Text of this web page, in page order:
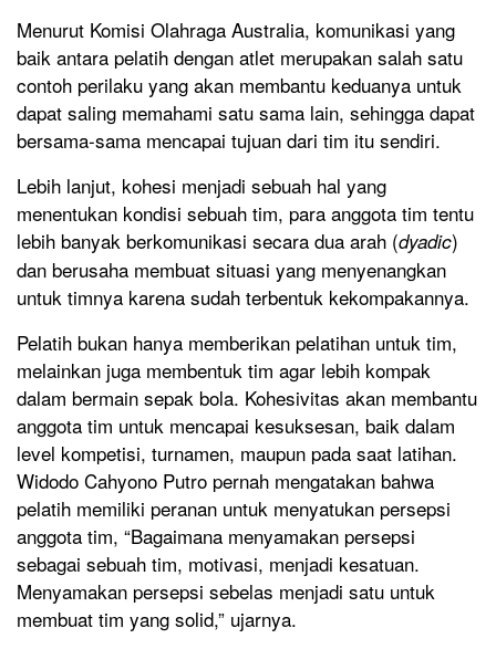
Menurut Komisi Olahraga Australia, komunikasi yang
baik antara pelatih dengan atlet merupakan salah satu
contoh perilaku yang akan membantu keduanya untuk
dapat saling memahami satu sama lain, sehingga dapat
bersama-sama mencapai tujuan dari tim itu sendiri.
Lebih lanjut, kohesi menjadi sebuah hal yang
menentukan kondisi sebuah tim, para anggota tim tentu
lebih banyak berkomunikasi secara dua arah (dyadic)
dan berusaha membuat situasi yang menyenangkan
untuk timnya karena sudah terbentuk kekompakannya.
Pelatih bukan hanya memberikan pelatihan untuk tim,
melainkan juga membentuk tim agar lebih kompak
dalam bermain sepak bola. Kohesivitas akan membantu
anggota tim untuk mencapai kesuksesan, baik dalam
level kompetisi, turnamen, maupun pada saat latihan.
Widodo Cahyono Putro pernah mengatakan bahwa
pelatih memiliki peranan untuk menyatukan persepsi
anggota tim, “Bagaimana menyamakan persepsi
sebagai sebuah tim, motivasi, menjadi kesatuan.
Menyamakan persepsi sebelas menjadi satu untuk
membuat tim yang solid,” ujarnya.